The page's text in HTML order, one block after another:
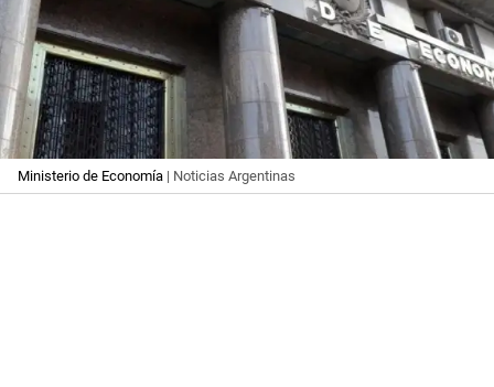
Ministerio de Economía | Noticias Argentinas